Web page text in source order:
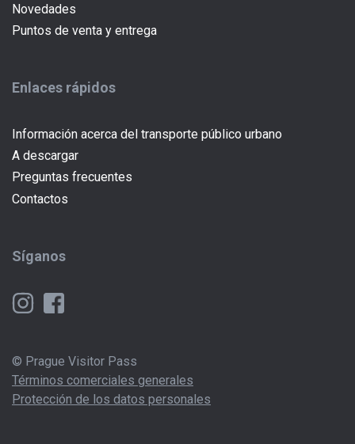
Novedades
Puntos de venta y entrega
Enlaces rápidos
Información acerca del transporte público urbano
A descargar
Preguntas frecuentes
Contactos
Síganos
© Prague Visitor Pass
Términos comerciales generales
Protección de los datos personales